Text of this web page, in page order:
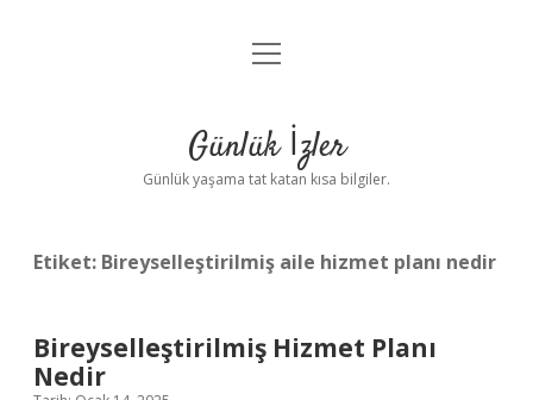
Anasayfa
Yasal Uyarı
menüyü
Günlük İzler
Günlük yaşama tat katan kısa bilgiler.
Etiket: Bireyselleştirilmiş aile hizmet planı nedir
Bireyselleştirilmiş Hizmet Planı
Nedir